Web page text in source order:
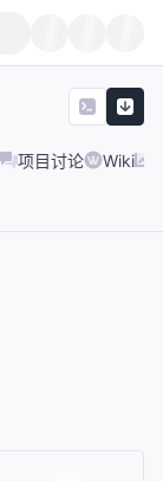
项目讨论 Wiki